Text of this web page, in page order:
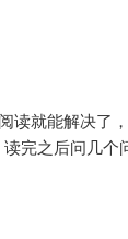
读就能解决了
完之后问几